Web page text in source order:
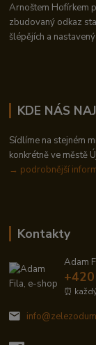
Arnoštem Hofírkem
zbudovaný odkaz
šlépějích a
KDE NÁS
Sídlíme na stejném
konkrétně ve městě
→ podrobnější
Kontakty
Adam
⏰